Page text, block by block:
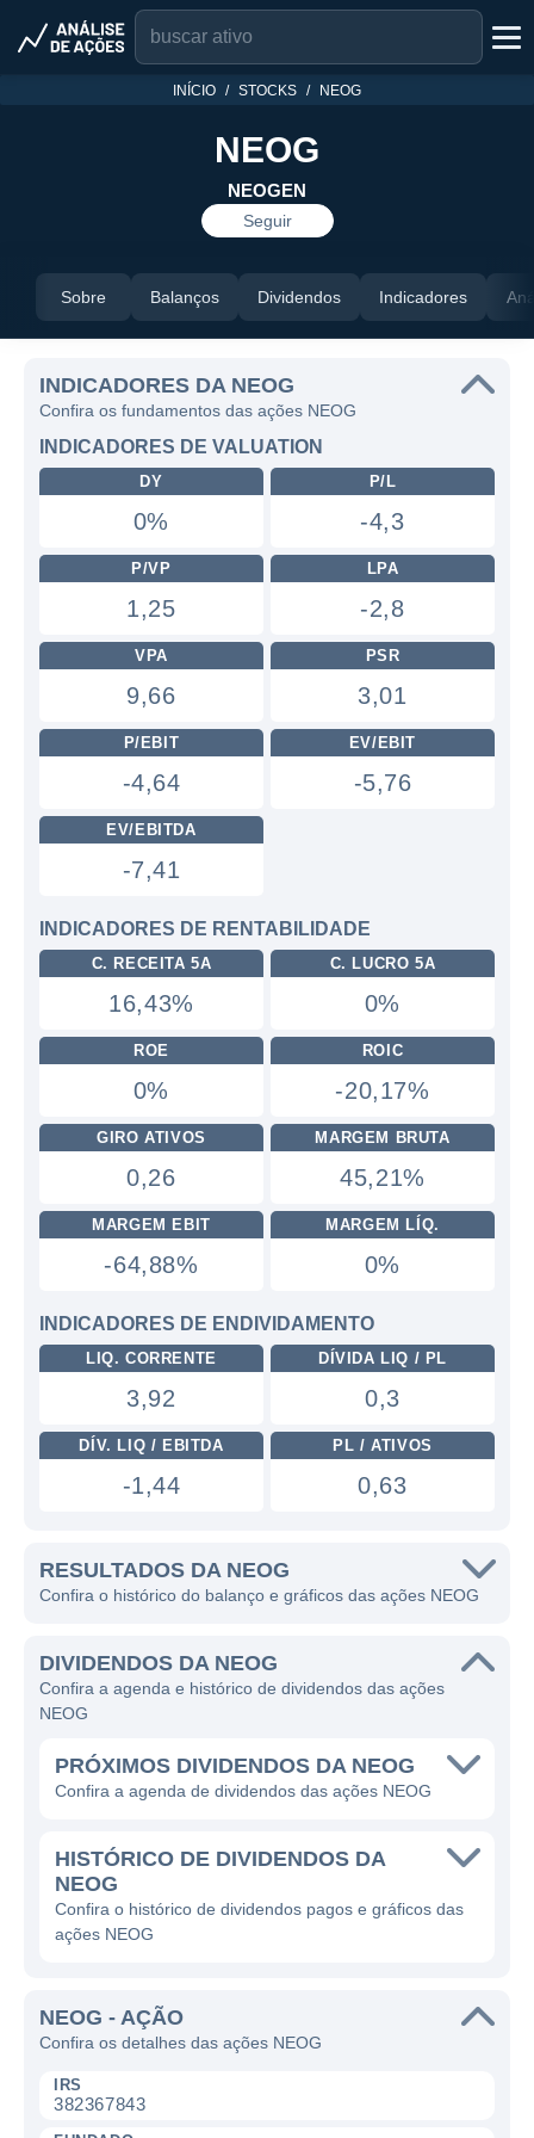
INÍCIO STOCKS NEOG
NEOG
NEOGEN
Seguir
Sobre Balanços Dividendos Indicadores
INDICADORES DA NEOG
Confira os fundamentos das ações NEOG
INDICADORES DE VALUATION
DY
0%
P/L
-4,3
P/VP
1,25
LPA
-2,8
VPA
9,66
PSR
3,01
P/EBIT
-4,64
EV/EBIT
-5,76
EV/EBITDA
-7,41
INDICADORES DE RENTABILIDADE
C. RECEITA 5A
16,43%
C. LUCRO 5A
0%
ROE
0%
ROIC
-20,17%
GIRO ATIVOS
0,26
MARGEM BRUTA
45,21%
MARGEM EBIT
-64,88%
MARGEM LÍQ.
0%
INDICADORES DE ENDIVIDAMENTO
LIQ. CORRENTE
3,92
DÍVIDA LIQ / PL
0,3
DÍV. LIQ / EBITDA
-1,44
PL / ATIVOS
0,63
RESULTADOS DA NEOG
Confira o histórico do balanço e gráficos das ações NEOG
DIVIDENDOS DA NEOG
Confira a agenda e histórico de dividendos das ações
NEOG
PRÓXIMOS DIVIDENDOS DA NEOG
Confira a agenda de dividendos das ações NEOG
HISTÓRICO DE DIVIDENDOS DA
NEOG
Confira o histórico de dividendos pagos e gráficos das
ações NEOG
NEOG - AÇÃO
Confira os detalhes das ações NEOG
IRS
382367843